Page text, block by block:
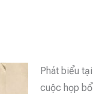
Phát biểu tại
cuộc họp bổ